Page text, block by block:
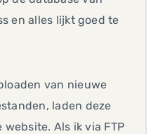
en alles lijkt goed te
van nieuwe
laden deze
website. Als ik via FTP